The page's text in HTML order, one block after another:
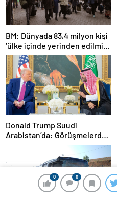
0 0
BM: Dünyada 83,4 milyon kişi
‘ülke içinde yerinden edilmiş’
olarak yaşıyor
Donald Trump Suudi
Arabistan’da: Görüşmelerde
0 0